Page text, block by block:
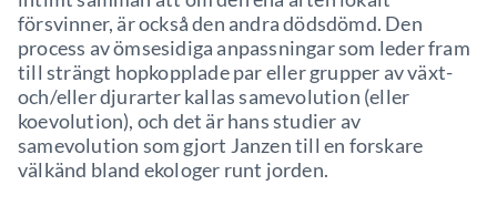
försvinner, är också den andra dödsdömd. Den
process av ömsesidiga anpassningar som leder fram
till strängt hopkopplade par eller grupper av växt-
och/eller djurarter kallas samevolution (eller
koevolution), och det är hans studier av
samevolution som gjort Janzen till en forskare
välkänd bland ekologer runt jorden.